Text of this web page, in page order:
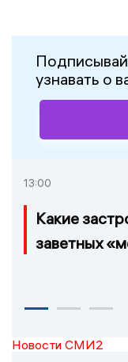
узнавать о
13:00
Какие
заветных
Новости СМИ2